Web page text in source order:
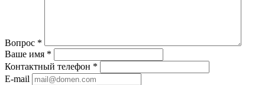
Вопрос *
Ваше имя *
Контактный телефон *
E-mail